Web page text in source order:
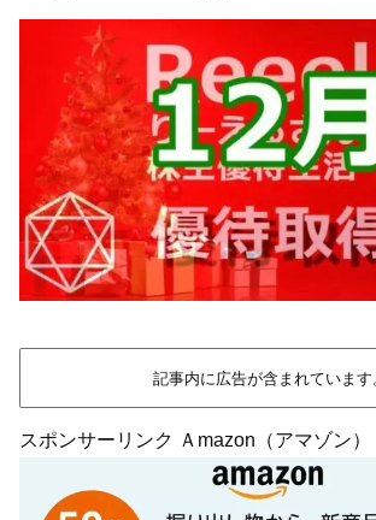
記事内に広告が含まれています
スポンサーリンク Ａmazon（アマゾン）